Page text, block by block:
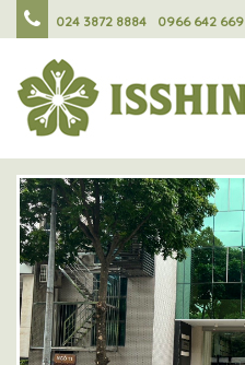
024 3872 8884 0966 642 669